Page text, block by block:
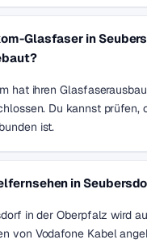
Glasfaser in
hat ihren
Du kannst prüfen,
ist.
in
in der Oberpfalz wird
von Vodafone Kabel